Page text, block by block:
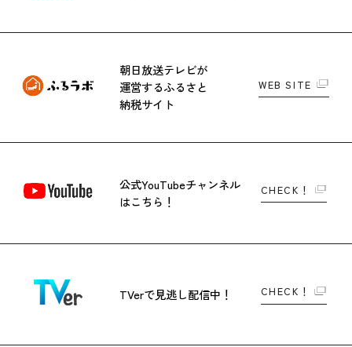
朝日放送テレビが
運営するふるさと
納税サイト
WEB SITE
公式YouTubeチャンネル
はこちら！
CHECK！
TVerで見逃し配信中！ CHECK！